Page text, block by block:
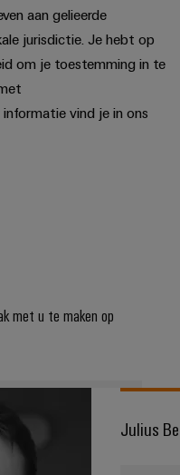
aan gelieerde
jurisdictie. Je hebt op
om je toestemming in te
vind je in ons
met u te maken op
Julius